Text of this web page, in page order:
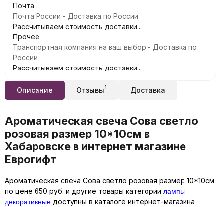
Почта
Почта России - Доставка по России
Рассчитываем стоимость доставки...
Прочее
Транспортная компания на ваш выбор - Доставка по
России
Рассчитываем стоимость доставки...
Описание Отзывы1 Доставка
Ароматическая свеча Сова светло
розовая размер 10*10см в
Хабаровске в интернет магазине
Еврогифт
Ароматическая свеча Сова светло розовая размер 10*10см
по цене 650 руб. и другие товары категории лампы
декоративные доступны в каталоге интернет-магазина